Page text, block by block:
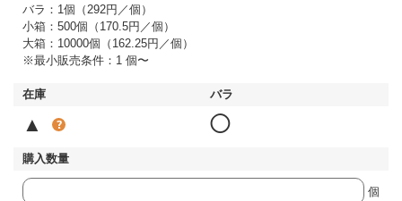
バラ：1個（292円／個）
小箱：500個（170.5円／個）
大箱：10000個（162.25円／個）
※最小販売条件：1 個〜
▲ ◯
個